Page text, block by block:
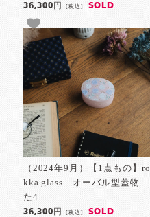
36,300円[税込] SOLD
（2024年9月）【1点もの】ro
kka glass オーバル型蓋物
た4
36,300円[税込] SOLD